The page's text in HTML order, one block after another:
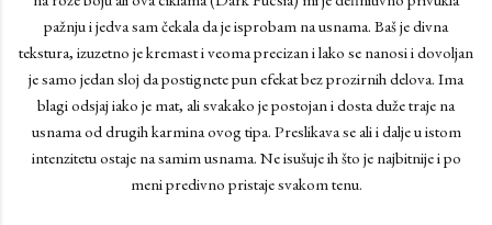
pažnju i jedva sam čekala da je isprobam na usnama. Baš je divna
tekstura, izuzetno je kremast i veoma precizan i lako se nanosi i dovoljan
je samo jedan sloj da postignete pun efekat bez prozirnih delova. Ima
blagi odsjaj iako je mat, ali svakako je postojan i dosta duže traje na
usnama od drugih karmina ovog tipa. Preslikava se ali i dalje u istom
intenzitetu ostaje na samim usnama. Ne isušuje ih što je najbitnije i po
meni predivno pristaje svakom tenu.